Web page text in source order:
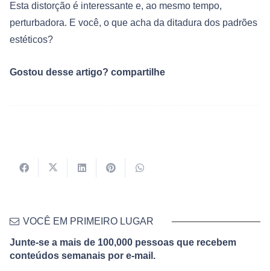
Esta distorção é interessante e, ao mesmo tempo,
perturbadora. E você, o que acha da ditadura dos padrões
estéticos?
Gostou desse artigo? compartilhe
VOCÊ EM PRIMEIRO LUGAR
Junte-se a mais de 100,000 pessoas que recebem
conteúdos semanais por e-mail.